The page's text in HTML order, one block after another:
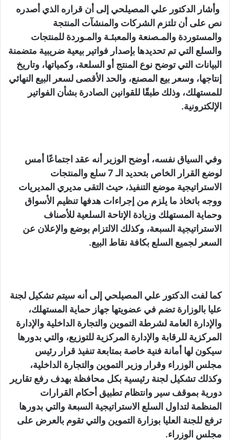
وأشار الدكتور علي المصيلحي إلى أن قراره الذي أصدره
نص على أن تلتزم الشركات والمنشآت المنتجة
والمستوردة والمـصنعة والمعبئـة والمـوردة للمنتجات
والسلع التي تم تحديدها بإصدار فواتير بيعية ضريبية متضمنة
البيانات التي توضح نوع المنتج أو السلعة، وكمياتها، وتاريخ
إنتاجها، وسعر بيع المصنع، والحد الأقصى لسعر البيع النهائي
للمستهلك، وذلك طبقًا للقوانين الصادرة بشأن الفواتير
الإلكترونية.
وفي السياق نفسه، أوضح الوزير أنه عقد اجتماعًا أمس
لوضع القرار الخاص بتحديد الـ 7 سلع والمنتجات
الاستراتيجية موضع التنفيذ، حيث التقى مديري المديريات
ووجه باتخاذ ما يلزم من إجراءات هدفها تنظيم الأسواق
وحماية المستهلك وزيادة الإتاحة السلعية للأصناف
الاستراتيجية السبعة، وكذلك الالتزام بوضع والإعلان عن
السعر لجميع السلع بكافة نقاط البيع.
كما لفت الدكتور علي المصيلحي إلى أنه سيتم تشكيل لجنة
عليا بالوزارة تضم في عضويتها جهاز حماية المستهلك،
والإدارة العامة لشرطة التموين والتجارة الداخلية والإدارة
المركزية للرقابة والإدارة المركزية للتوزيع، والتي بدورها
سيكون لها أمانة فنية خاصة بمتابعة تنفيذ قرار رئيس
مجلس الوزراء وقرار وزير التموين والتجارة الداخلية،
وكذلك تشكيل لجنة رئيسية بكل محافظة بهدف رفع تقارير
دورية بموقف سير وانتظام تطبيق أحكام القرارات
المنظمة لتداول السلع الاستراتيجية السبعة والتي بدورها
ترفع للجنة العليا بوزارة التموين والتي تقوم بالعرض على
مجلس الوزراء.